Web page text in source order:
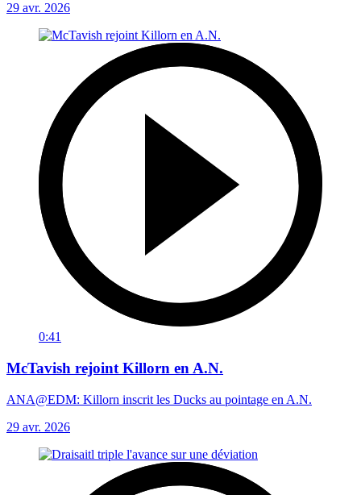
29 avr. 2026
0:41
McTavish rejoint Killorn en A.N.
ANA@EDM: Killorn inscrit les Ducks au pointage en A.N.
29 avr. 2026